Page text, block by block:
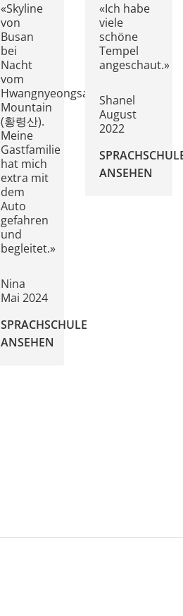
«Skyline
von
Busan
bei
Nacht
vom
Hwangnyeongsan
Mountain
(황령산).
Meine
Gastfamilie
hat mich
extra mit
dem
Auto
gefahren
und
begleitet.»
Nina
Mai 2024
SPRACHSCHULE
ANSEHEN
«Ich habe
viele
schöne
Tempel
angeschaut.»
Shanel
August
2022
ANSEHEN